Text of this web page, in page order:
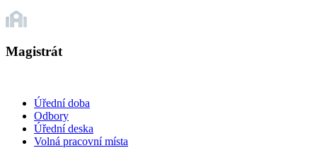
Magistrát
Úřední doba
Odbory
Úřední deska
Volná pracovní místa